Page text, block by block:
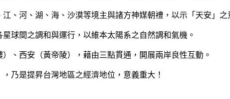
河、湖、海、沙漠等境主與諸方神媒朝禮，以示「天安」之
間之調和與運行，以維本太陽系之自然調和氣機。
西安（黃帝陵），藉由三點貫通，開展兩岸良性互動。
是提昇台灣地區之經濟地位，意義重大！